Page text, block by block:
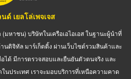
ด์ เยลโล่เพจเจส
มหาชน) บริษัทในเครือเอไอเอส ในฐานะผู้นำที่
ดิจิทัล มาร์เก็ตติ้ง ผ่านเว็บไซต์รวมสินค้าและ
ได้ มีการตรวจสอบและยืนยันตัวตนจริง และ
ประเทศ เราจะมอบบริการที่เหนือความคาด